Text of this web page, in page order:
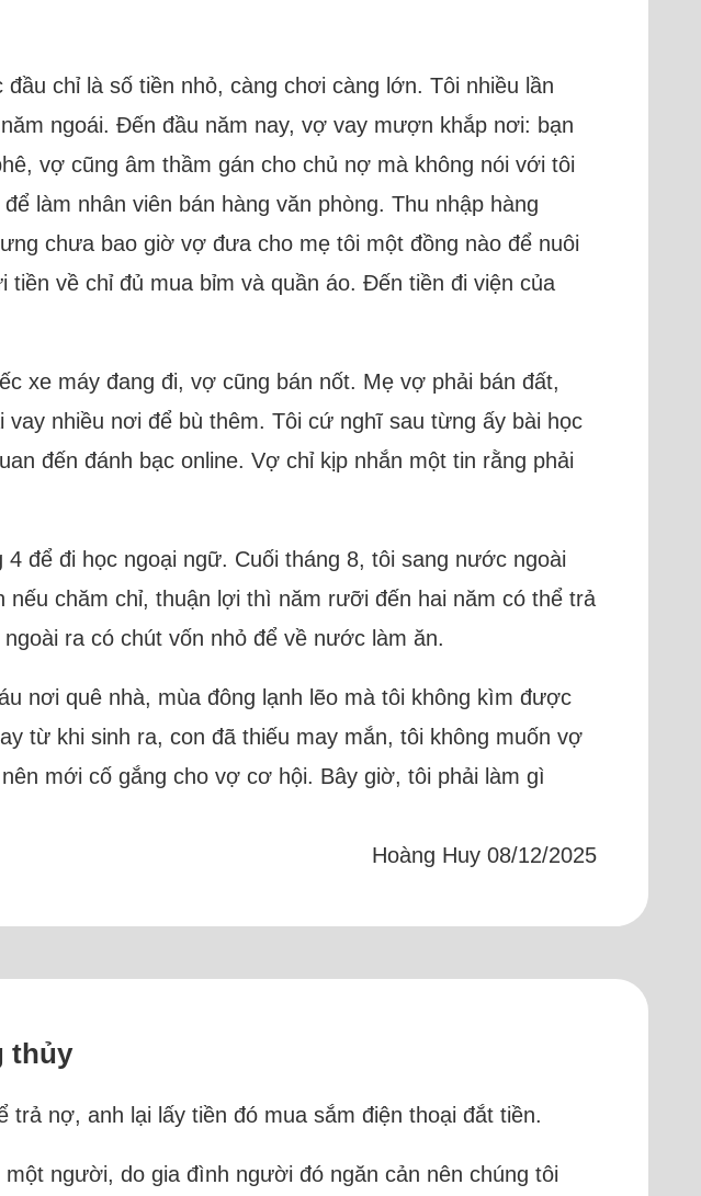
chỉ là số tiền nhỏ, càng chơi càng lớn. Tôi nhiều lần
ngoái. Đến đầu năm nay, vợ vay mượn khắp nơi: bạn
vợ cũng âm thầm gán cho chủ nợ mà không nói với tôi
làm nhân viên bán hàng văn phòng. Thu nhập hàng
chưa bao giờ vợ đưa cho mẹ tôi một đồng nào để nuôi
về chỉ đủ mua bỉm và quần áo. Đến tiền đi viện của
xe máy đang đi, vợ cũng bán nốt. Mẹ vợ phải bán đất,
nhiều nơi để bù thêm. Tôi cứ nghĩ sau từng ấy bài học
đến đánh bạc online. Vợ chỉ kịp nhắn một tin rằng phải
để đi học ngoại ngữ. Cuối tháng 8, tôi sang nước ngoài
chăm chỉ, thuận lợi thì năm rưỡi đến hai năm có thể trả
ra có chút vốn nhỏ để về nước làm ăn.
nơi quê nhà, mùa đông lạnh lẽo mà tôi không kìm được
từ khi sinh ra, con đã thiếu may mắn, tôi không muốn vợ
mới cố gắng cho vợ cơ hội. Bây giờ, tôi phải làm gì
Hoàng Huy 08/12/2025
thủy
nợ, anh lại lấy tiền đó mua sắm điện thoại đắt tiền.
người, do gia đình người đó ngăn cản nên chúng tôi